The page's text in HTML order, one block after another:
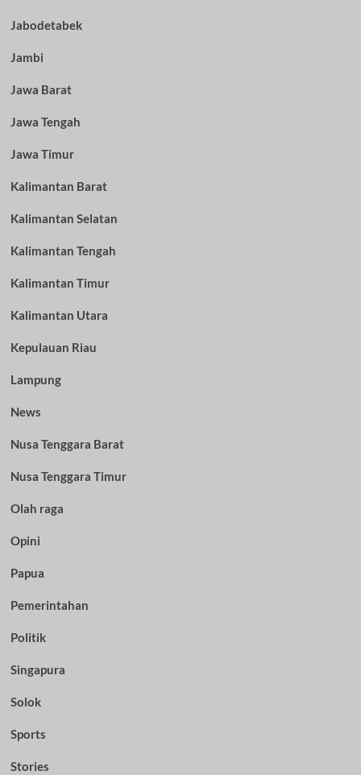
Jabodetabek
Jambi
Jawa Barat
Jawa Tengah
Jawa Timur
Kalimantan Barat
Kalimantan Selatan
Kalimantan Tengah
Kalimantan Timur
Kalimantan Utara
Kepulauan Riau
Lampung
News
Nusa Tenggara Barat
Nusa Tenggara Timur
Olah raga
Opini
Papua
Pemerintahan
Politik
Singapura
Solok
Sports
Stories